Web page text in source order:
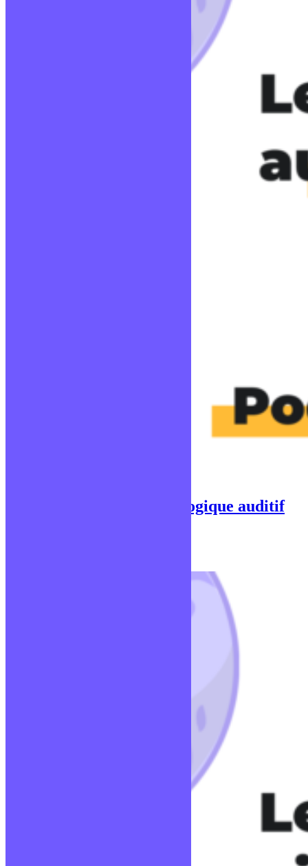
Comment un profil pédagogique auditif